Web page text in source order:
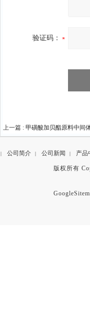
验证码：
上一篇 : 甲磺酸加贝酯原料中间
| 公司简介 | 公司新闻 | 产品
版权所有